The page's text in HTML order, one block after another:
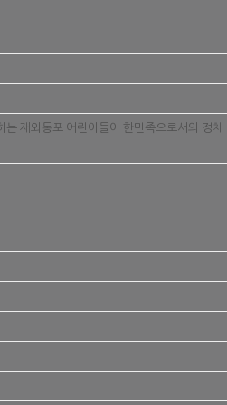
재외동포 어린이들이 한민족으로서의 정체